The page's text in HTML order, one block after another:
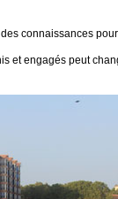
connaissances
et engagés peut